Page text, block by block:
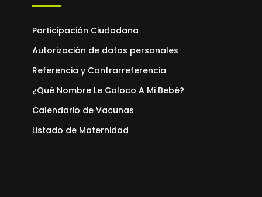
Participación Ciudadana
Autorización de datos personales
Referencia y Contrarreferencia
¿Qué Nombre Le Coloco A Mi Bebé?
Calendario de Vacunas
Listado de Maternidad